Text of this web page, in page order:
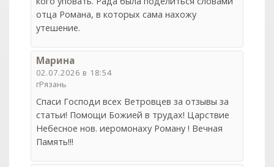
отца Романа, в которых сама нахожу
утешение.
Марина
02.07.2026 в 18:54
гРязань
Спаси Господи всех Ветровцев за отзывы за
статьи! Помощи Божией в трудах! Царствие
Небесное нов. иеромонаху Роману ! Вечная
Память!!!